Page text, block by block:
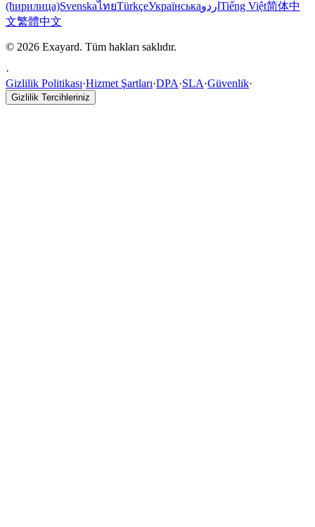
(ћирилица)SvenskaไทยTürkçeУкраїнськаاردو Tiếng Việt简体中
文繁體中文
© 2026 Exayard. Tüm hakları saklıdır.
·
Gizlilik Politikası·Hizmet Şartları·DPA·SLA·Güvenlik·
Gizlilik Tercihleriniz